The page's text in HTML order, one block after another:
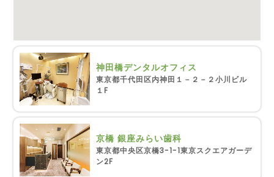
神田橋デンタルオフィス
東京都千代田区内神田１－２－２小川ビル
１F
京橋 銀座みらい歯科
東京都中央区京橋3-1-1東京スクエアガーデ
ン2F